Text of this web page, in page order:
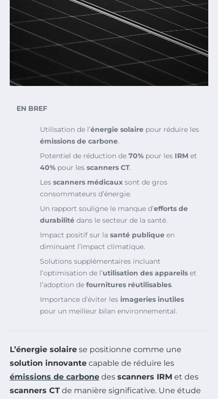
EN BREF
Utilisation de l’énergie solaire pour réduire les
émissions de carbone.
Potentiel de réduction de 70% pour les IRM et
40% pour les scanners CT.
Les scanners médicaux sont de gros
consommateurs d’énergie.
Un rapport souligne le manque d’efforts de
durabilité dans le secteur de la santé.
Impact positif sur la santé publique en
diminuant l’impact climatique.
Solutions supplémentaires incluant
l’optimisation de l’utilisation des appareils et
l’adoption de fournitures réutilisables.
Importance d’éviter les imageries inutiles
pour un meilleur bilan environnemental.
L’énergie solaire se positionne comme une
solution innovante capable de réduire les
émissions de carbone des scanners IRM et des
scanners CT de manière significative. Une étude